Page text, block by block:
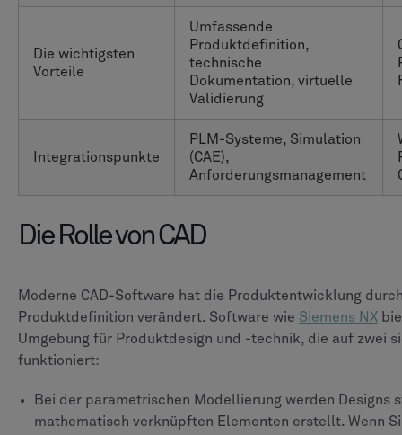
Die wichtigsten
Vorteile
Umfassende
Produktdefinition,
technische
Dokumentation, virtuelle
Validierung
Integrationspunkte
PLM-Systeme, Simulation
(CAE),
Anforderungsmanagement
Die Rolle von CAD
Moderne CAD-Software hat die Produktentwicklung
Produktdefinition verändert. Software wie Siemens NX
Umgebung für Produktdesign und -technik, die auf zwei
funktioniert:
Bei der parametrischen Modellierung werden Designs
mathematisch verknüpften Elementen erstellt. Wenn